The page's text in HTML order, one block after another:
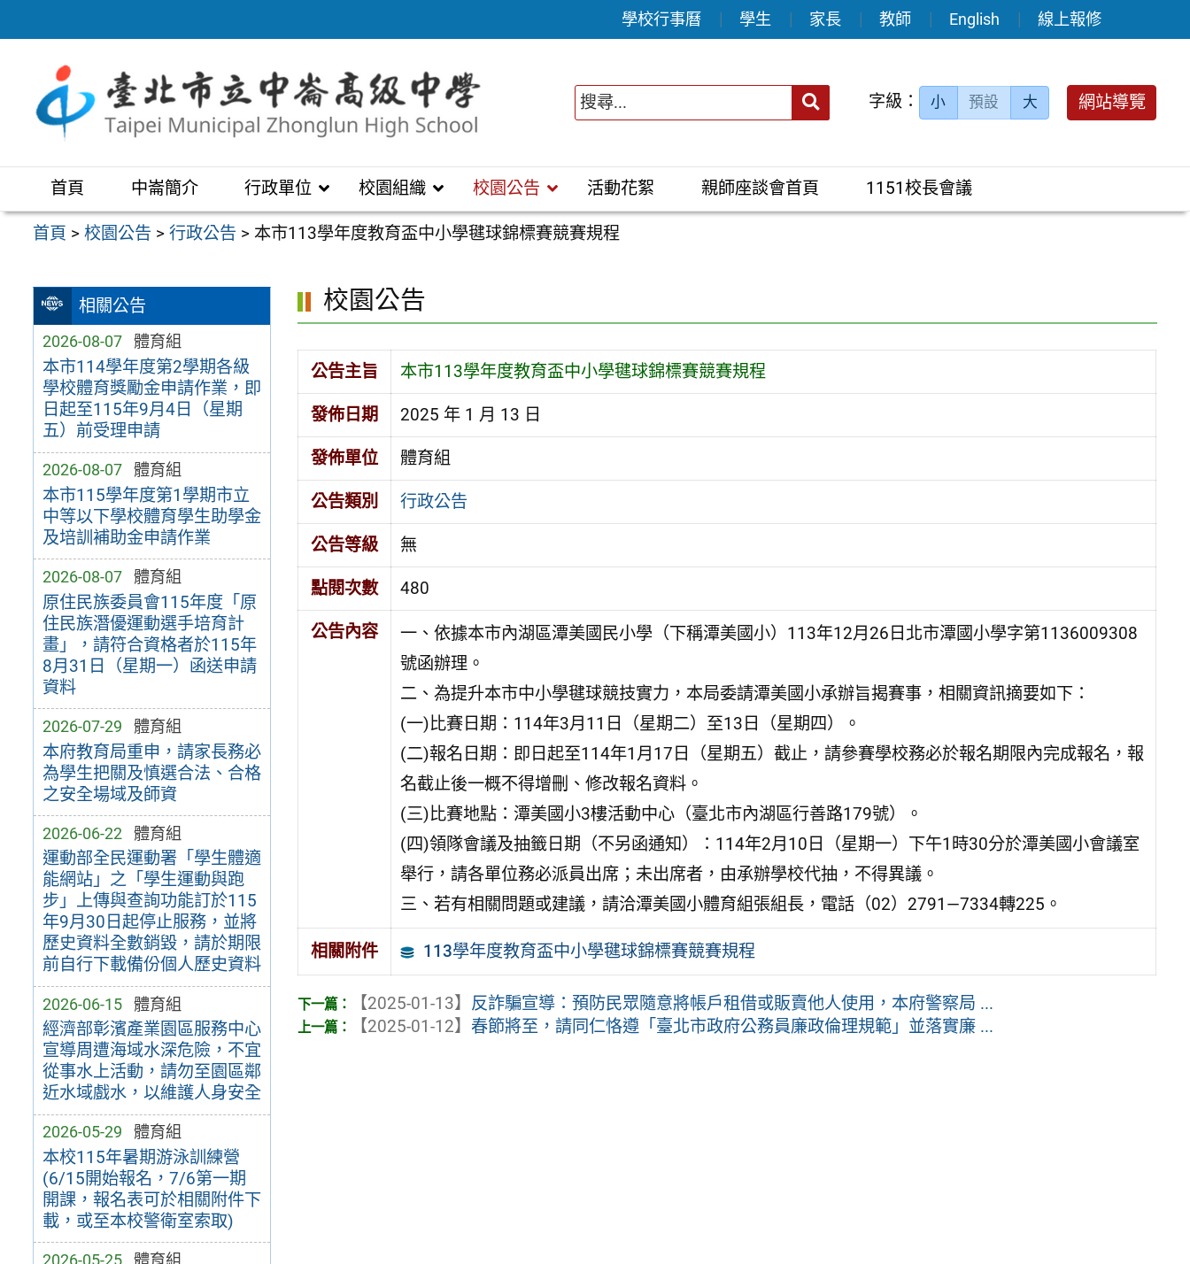
至
區
學校行事曆 學生 家長 教師 English 線上報修
送出 字級： 小 預設 大 網站導覽
首頁 中崙簡介 行政單位 校園組織 校園公告 活動花絮 親師座談會首頁 1151校長會議
首頁 >校園公告 >行政公告 > 本市113學年度教育盃中小學毽球錦標賽競賽規程
相關公告
2026-08-07 體育組
本市114學年度第2學期各級
學校體育獎勵金申請作業，即
日起至115年9月4日（星期
五）前受理申請
2026-08-07 體育組
本市115學年度第1學期市立
中等以下學校體育學生助學金
及培訓補助金申請作業
2026-08-07 體育組
原住民族委員會115年度「原
住民族潛優運動選手培育計
畫」，請符合資格者於115年
8月31日（星期一）函送申請
資料
2026-07-29 體育組
本府教育局重申，請家長務必
為學生把關及慎選合法、合格
之安全場域及師資
2026-06-22 體育組
運動部全民運動署「學生體適
能網站」之「學生運動與跑
步」上傳與查詢功能訂於115
年9月30日起停止服務，並將
歷史資料全數銷毀，請於期限
前自行下載備份個人歷史資料
2026-06-15 體育組
經濟部彰濱產業園區服務中心
宣導周遭海域水深危險，不宜
從事水上活動，請勿至園區鄰
近水域戲水，以維護人身安全
2026-05-29 體育組
本校115年暑期游泳訓練營
(6/15開始報名，7/6第一期
開課，報名表可於相關附件下
載，或至本校警衛室索取)
2026-05-25 體育組
校園公告
公告主旨 本市113學年度教育盃中小學毽球錦標賽競賽規程
發佈日期 2025 年 1 月 13 日
發佈單位 體育組
公告類別 行政公告
公告等級 無
點閱次數 480
公告內容
一、依據本市內湖區潭美國民小學（下稱潭美國小）113年12月26日北市潭國小學字第1136009308
號函辦理。
二、為提升本市中小學毽球競技實力，本局委請潭美國小承辦旨揭賽事，相關資訊摘要如下：
(一)比賽日期：114年3月11日（星期二）至13日（星期四）。
(二)報名日期：即日起至114年1月17日（星期五）截止，請參賽學校務必於報名期限內完成報名，報
名截止後一概不得增刪、修改報名資料。
(三)比賽地點：潭美國小3樓活動中心（臺北市內湖區行善路179號）。
(四)領隊會議及抽籤日期（不另函通知）：114年2月10日（星期一）下午1時30分於潭美國小會議室
舉行，請各單位務必派員出席；未出席者，由承辦學校代抽，不得異議。
三、若有相關問題或建議，請洽潭美國小體育組張組長，電話（02）2791—7334轉225。
相關附件 113學年度教育盃中小學毽球錦標賽競賽規程
【2025-01-13】 反詐騙宣導：預防民眾隨意將帳戶租借或販賣他人使用，本府警察局 ...
【2025-01-12】 春節將至，請同仁恪遵「臺北市政府公務員廉政倫理規範」並落實廉 ...